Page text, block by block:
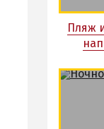
Пляж